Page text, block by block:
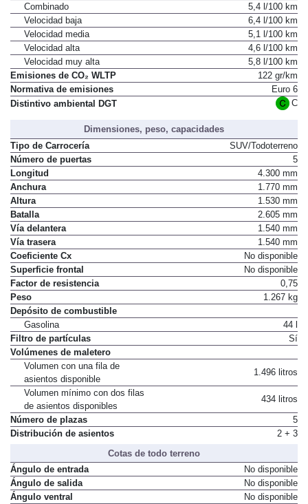
Combinado
5,4 l/100 km
Velocidad baja
6,4 l/100 km
Velocidad media
5,1 l/100 km
Velocidad alta
4,6 l/100 km
Velocidad muy alta
5,8 l/100 km
Emisiones de CO₂ WLTP
122 gr/km
Normativa de emisiones
Euro 6
Distintivo ambiental DGT
C
Dimensiones, peso, capacidades
Tipo de Carrocería
SUV/Todoterreno
Número de puertas
5
Longitud
4.300 mm
Anchura
1.770 mm
Altura
1.530 mm
Batalla
2.605 mm
Vía delantera
1.540 mm
Vía trasera
1.540 mm
Coeficiente Cx
No disponible
Superficie frontal
No disponible
Factor de resistencia
0,75
Peso
1.267 kg
Depósito de combustible
Gasolina
44 l
Filtro de partículas
Sí
Volúmenes de maletero
Volumen con una fila de
asientos disponible
1.496 litros
Volumen mínimo con dos filas
de asientos disponibles
434 litros
Número de plazas
5
Distribución de asientos
2 + 3
Cotas de todo terreno
Ángulo de entrada
No disponible
Ángulo de salida
No disponible
Ángulo ventral
No disponible